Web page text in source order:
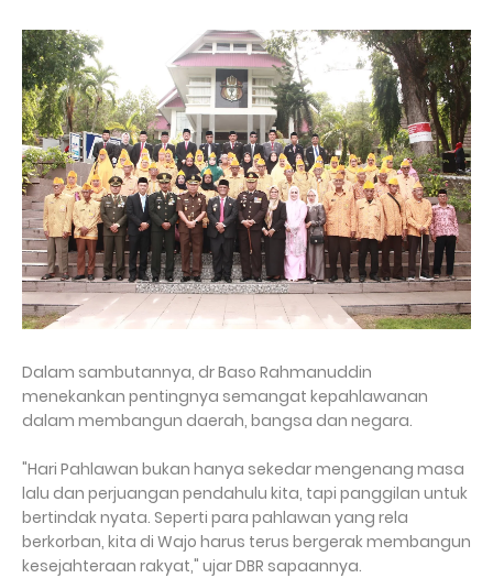
Dalam sambutannya, dr Baso Rahmanuddin
menekankan pentingnya semangat kepahlawanan
dalam membangun daerah, bangsa dan negara.
"Hari Pahlawan bukan hanya sekedar mengenang masa
lalu dan perjuangan pendahulu kita, tapi panggilan untuk
bertindak nyata. Seperti para pahlawan yang rela
berkorban, kita di Wajo harus terus bergerak membangun
kesejahteraan rakyat," ujar DBR sapaannya.